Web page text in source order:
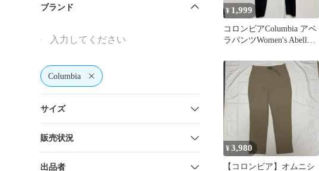
ブランド
Columbia
サイズ
販売状況
出品者
¥ 1,999
コロンビアColumbia アベ
ラパンツWomen's Abella
¥3,980
【コロンビア】オムニシ